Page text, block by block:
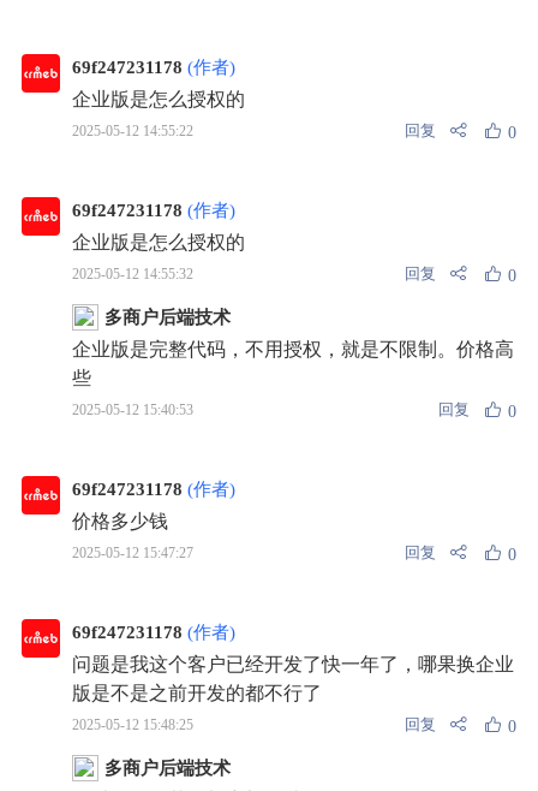
69f247231178 (作者)
企业版是怎么授权的
2025-05-12 14:55:22 回复 0
69f247231178 (作者)
企业版是怎么授权的
2025-05-12 14:55:32 回复 0
多商户后端技术
企业版是完整代码，不用授权，就是不限制。价格高
些
2025-05-12 15:40:53 回复 0
69f247231178 (作者)
价格多少钱
2025-05-12 15:47:27 回复 0
69f247231178 (作者)
问题是我这个客户已经开发了快一年了，哪果换企业
版是不是之前开发的都不行了
2025-05-12 15:48:25 回复 0
多商户后端技术